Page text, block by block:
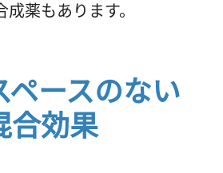
薬もあります。
ペースのない
合効果